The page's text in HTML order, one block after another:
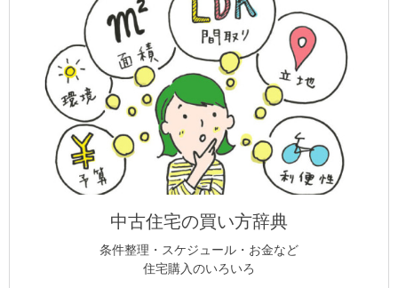
中古住宅の買い方辞典
条件整理・スケジュール・お金など
住宅購入のいろいろ